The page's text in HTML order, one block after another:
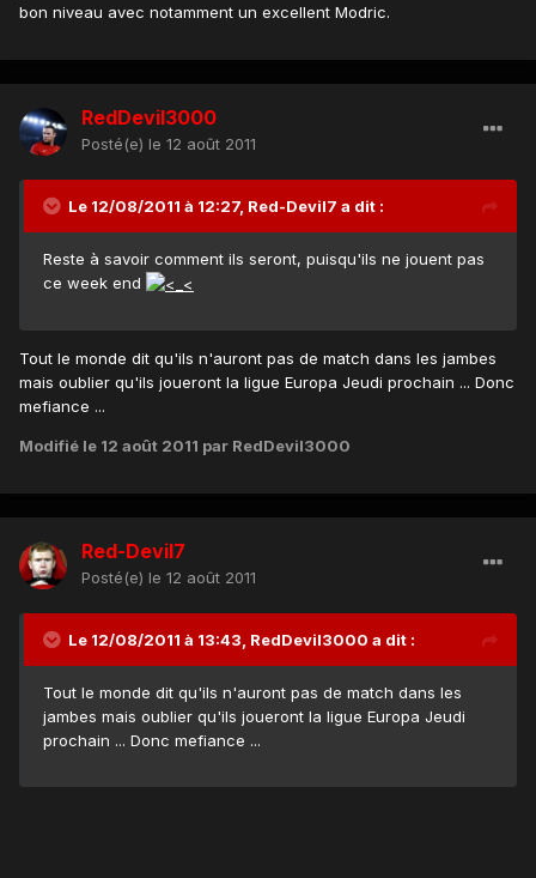
bon niveau avec notamment un excellent Modric.
RedDevil3000
Posté(e) le 12 août 2011
Le 12/08/2011 à 12:27, Red-Devil7 a dit :
Reste à savoir comment ils seront, puisqu'ils ne jouent pas
ce week end
Tout le monde dit qu'ils n'auront pas de match dans les jambes
mais oublier qu'ils joueront la ligue Europa Jeudi prochain ... Donc
mefiance ...
Modifié le 12 août 2011 par RedDevil3000
Red-Devil7
Posté(e) le 12 août 2011
Le 12/08/2011 à 13:43, RedDevil3000 a dit :
Tout le monde dit qu'ils n'auront pas de match dans les
jambes mais oublier qu'ils joueront la ligue Europa Jeudi
prochain ... Donc mefiance ...